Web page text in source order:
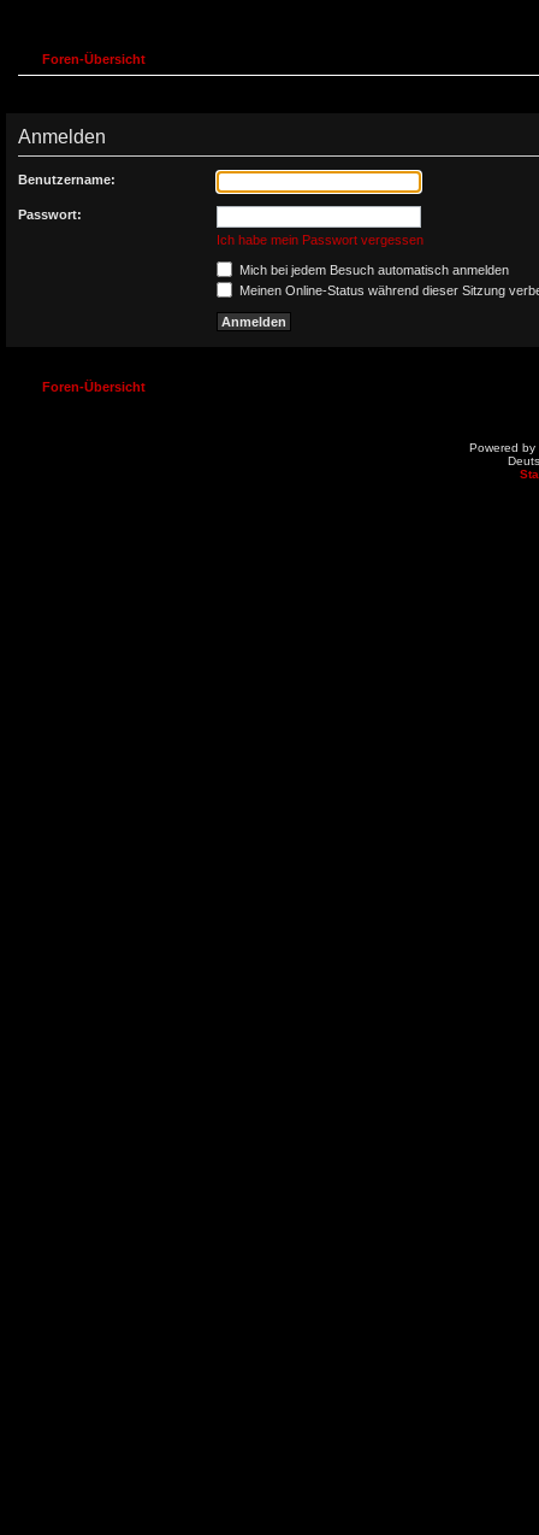
Foren-Übersicht
Anmelden
Benutzername:
Passwort:
Ich habe mein Passwort vergessen
Mich bei jedem Besuch automatisch anmelden
Meinen Online-Status während dieser Sitzung
Foren-Übersicht
Powered by